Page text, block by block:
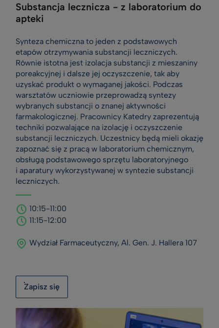
Substancja lecznicza - z laboratorium do
apteki
Synteza chemiczna to jeden z podstawowych
etapów otrzymywania substancji leczniczych.
Równie istotna jest izolacja substancji z mieszaniny
poreakcyjnej i dalsze jej oczyszczenie, tak aby
uzyskać produkt o wymaganej jakości. Podczas
warsztatów uczniowie przeprowadzą syntezy
wybranych substancji o znanej aktywności
farmakologicznej. Pracownicy Katedry zaprezentują
techniki pozwalające na izolację i oczyszczenie
substancji leczniczych. Uczestnicy będą mieli okazję
zapoznać się z pracą w laboratorium chemicznym,
obsługą podstawowego sprzętu laboratoryjnego
i aparatury wykorzystywanej w syntezie substancji
leczniczych.
10:15-11:00
11:15-12:00
Wydział Farmaceutyczny, Al. Gen. J. Hallera 107
Zapisz się